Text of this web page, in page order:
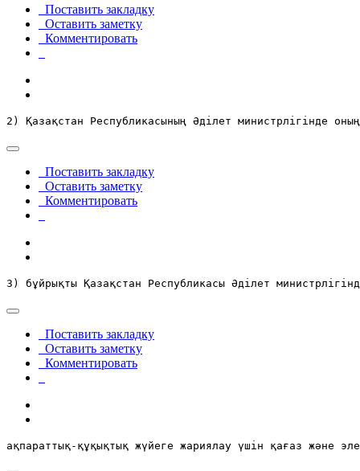
Поставить закладку
Оставить заметку
Комментировать
2) Қазақстан Республикасының Әділет министрлігінде
Поставить закладку
Оставить заметку
Комментировать
3) бұйрықты Қазақстан Республикасы Әділет
Поставить закладку
Оставить заметку
Комментировать
ақпараттық-құқықтық жүйеге жариялау үшін қағаз және